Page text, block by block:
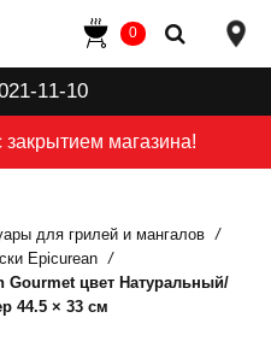
магазина!
11-10
0
для грилей и мангалов
Epicurean
Gourmet цвет Натуральный/
44.5 × 33 см